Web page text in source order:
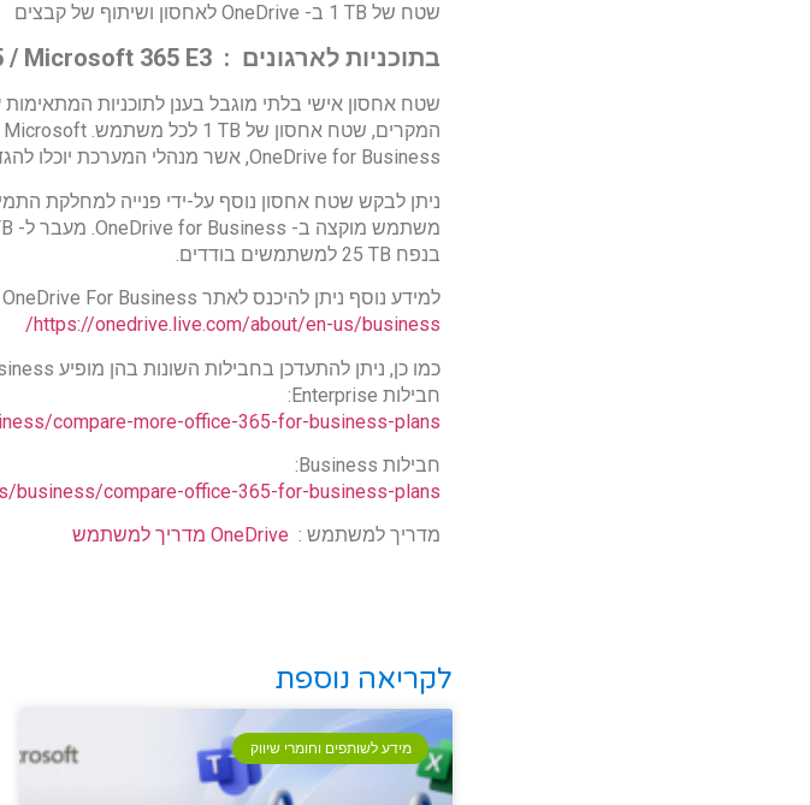
שטח של ‎1 TB ב- OneDrive לאחסון ושיתוף של קבצים
בתוכניות לארגונים : Microsoft 365 E5 / Microsoft 365 E3
שטח אחסון אישי בלתי מוגבל בענן לתוכניות
OneDrive for Business, אשר מנהלי המערכת יוכלו להגדיל ל- ‎5 TB לכל משתמש.
בנפח ‎25 TB למשתמשים בודדים.
למידע נוסף ניתן להיכנס לאתר OneDrive For Business הרשמי:
https://onedrive.live.com/about/en-us/business/
כמו כן, ניתן להתעדכן בחבילות השונות בהן מופיע OneDrive For Business:
חבילות Enterprise:
compare-more-office-365-for-business-plans
חבילות Business:
business/compare-office-365-for-business-plans
מדריך למשתמש : OneDrive מדריך למשתמש
לקריאה נוספת
מידע לשותפים וחומרי שיווק